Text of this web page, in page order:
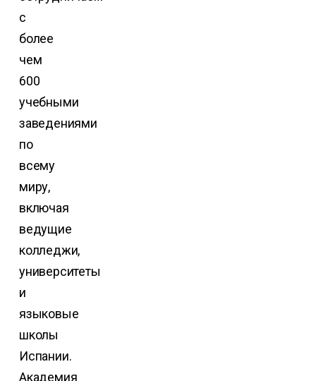
с
более
чем
600
учебными
заведениями
по
всему
миру,
включая
ведущие
колледжи,
университеты
и
языковые
школы
Испании.
Академия